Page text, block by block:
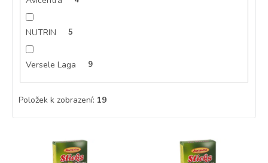
NUTRIN 5
Versele Laga 9
Položek k zobrazení: 19